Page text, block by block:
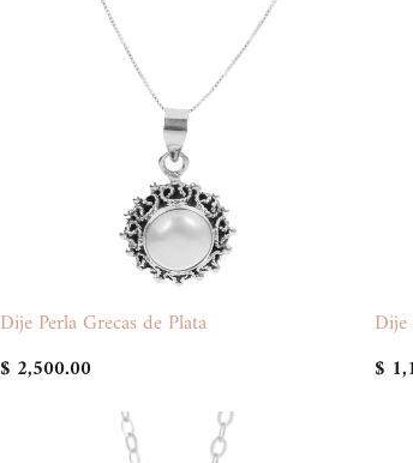
Dije Perla Grecas de Plata
$ 2,500.00
$